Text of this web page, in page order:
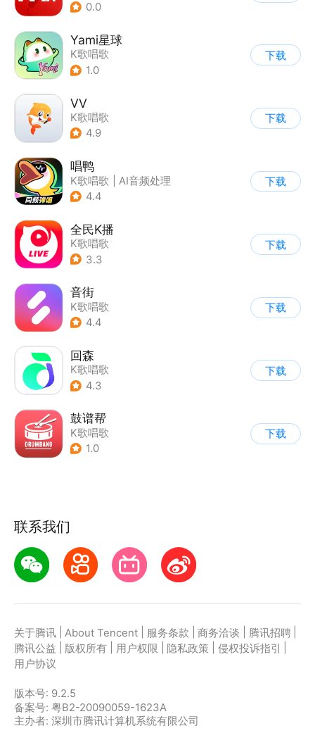
0.0
Yami星球
K歌唱歌
1.0
下载
VV
K歌唱歌
4.9
下载
唱鸭
K歌唱歌
AI音频处理
4.4
下载
全民K播
K歌唱歌
3.3
下载
音街
K歌唱歌
4.4
下载
回森
K歌唱歌
4.3
下载
鼓谱帮
K歌唱歌
1.0
下载
联系我们
关于腾讯 About Tencent 服务条款 商务洽谈 腾讯招聘
腾讯公益
版权所有 用户权限 隐私政策 侵权投诉指引
用户协议
版本号: 9.2.5
备案号: 粤B2-20090059-1623A
主办者: 深圳市腾讯计算机系统有限公司